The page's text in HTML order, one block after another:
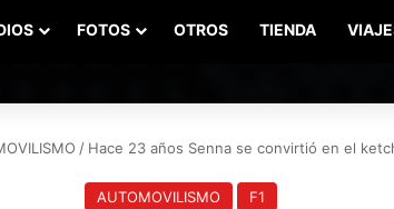
FOTOS OTROS TIENDA
/ Hace 23 años Senna se convirtió en el
AUTOMOVILISMO F1